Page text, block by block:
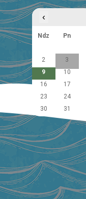
‹
Ndz Pn
2
3
9
10
16
17
23
24
30
31